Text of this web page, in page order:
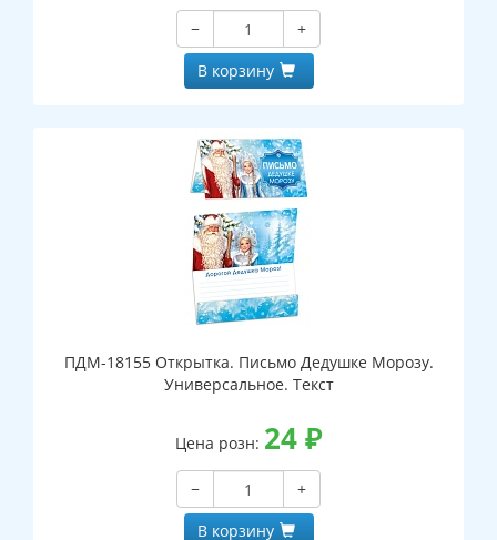
−
+
В корзину
ПДМ-18155 Открытка. Письмо Дедушке Морозу.
Универсальное. Текст
Цена розн: 24₽
−
+
В корзину